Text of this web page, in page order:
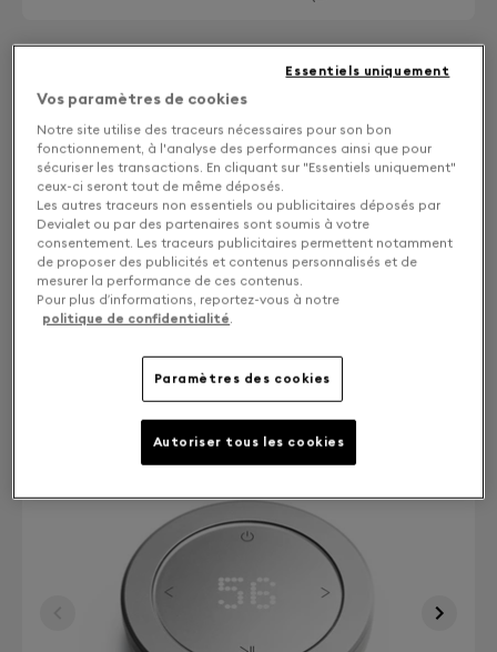
Finition : Choisissez votre coloris
Light Pearl
Solo ou stéréo : Choisissez votre expérience
MONO 3 300 €
STEREO
Vos paramètres de cookies
Notre site utilise des traceurs nécessaires pour son bon
fonctionnement, à l'analyse des performances ainsi que pour
sécuriser les transactions. En cliquant sur "Essentiels uniquement"
ceux-ci seront tout de même déposés.
Les autres traceurs non essentiels ou publicitaires déposés par
Devialet ou par des partenaires sont soumis à votre
consentement. Les traceurs publicitaires permettent notamment
de proposer des publicités et contenus personnalisés et de
mesurer la performance de ces contenus.
Pour plus d’informations, reportez-vous à notre
politique de confidentialité.
Paramètres des cookies
Essentiels uniquement
Autoriser tous les cookies